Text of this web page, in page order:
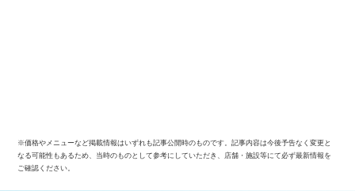
※価格やメニューなど掲載情報はいずれも記事公開時のものです。記事内容は今後予告なく変更と
なる可能性もあるため、当時のものとして参考にしていただき、店舗・施設等にて必ず最新情報を
ご確認ください。